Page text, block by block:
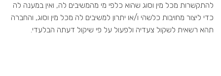
להתקשרות מכל מין וסוג שהוא כלפי מי מהמשיבים לה, ואין במענה לה
כדי ליצור מחויבות כלשהי ו/או יתרון למשיבים לה מכל מין וסוג, והחברה
תהא רשאית לשקול צעדיה ולפעול על פי שיקול דעתה הבלעדי.